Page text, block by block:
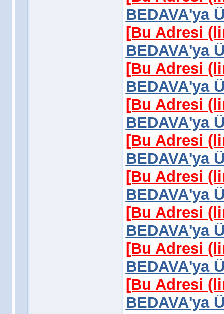
BEDAVA'ya
[Bu Adresi
BEDAVA'ya
[Bu Adresi
BEDAVA'ya
[Bu Adresi
BEDAVA'ya
[Bu Adresi
BEDAVA'ya
[Bu Adresi
BEDAVA'ya
[Bu Adresi
BEDAVA'ya
[Bu Adresi
BEDAVA'ya
[Bu Adresi
BEDAVA'ya